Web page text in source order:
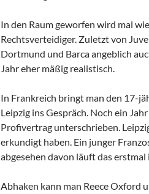
In den Raum geworfen wird mal
Rechtsverteidiger. Zuletzt von
Dortmund und Barca angeblich
Jahr eher mäßig realistisch.
In Frankreich bringt man den 17-
Leipzig ins Gespräch. Noch ein
Profivertrag unterschrieben.
erkundigt haben. Ein junger
abgesehen davon läuft das erstmal
Abhaken kann man Reece Oxford